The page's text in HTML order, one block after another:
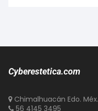
Cyberestetica.com
Chimalhuacán Edo. Méx.
56 4145 3495